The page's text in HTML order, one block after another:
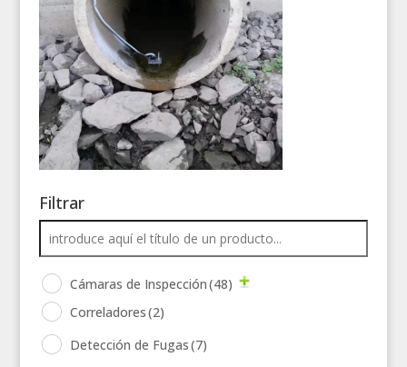
Filtrar
Cámaras de Inspección(48)
Correladores(2)
Detección de Fugas(7)